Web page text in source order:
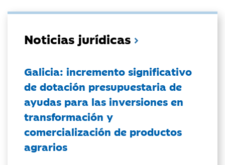
Noticias jurídicas
Galicia: incremento significativo
de dotación presupuestaria de
ayudas para las inversiones en
transformación y
comercialización de productos
agrarios